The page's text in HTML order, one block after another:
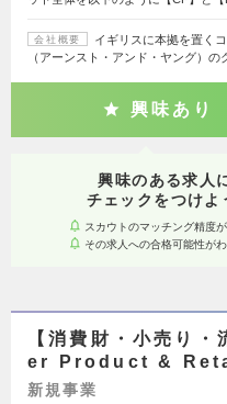
会社概要
イギリスに本拠を置く
（アーンスト・アンド・ヤング）の
興味あり
興味のある求人
チェックをつけよ
スカウトのマッチング精度
その求人への合格可能性が
【消費財・小売り
er Product &
新規事業